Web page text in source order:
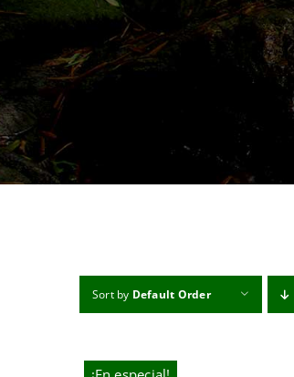
Sort by Default Order